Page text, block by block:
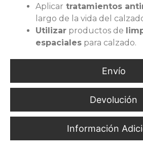
Envío
Devolución
Información
Aplicar tratamientos
largo de la vida del
Utilizar productos de
espaciales para calzado.